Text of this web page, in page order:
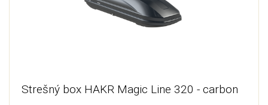
Strešný box HAKR Magic Line 320 - carbon